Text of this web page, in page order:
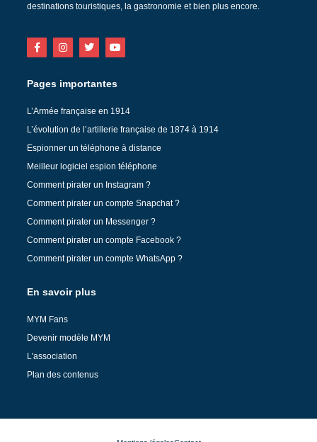
destinations touristiques, la gastronomie et bien plus encore.
Pages importantes
L’Armée française en 1914
L’évolution de l’artillerie française de 1874 à 1914
Espionner un téléphone à distance
Meilleur logiciel espion téléphone
Comment pirater un Instagram ?
Comment pirater un compte Snapchat ?
Comment pirater un Messenger ?
Comment pirater un compte Facebook ?
Comment pirater un compte WhatsApp ?
En savoir plus
MYM Fans
Devenir modèle MYM
L'association
Plan des contenus